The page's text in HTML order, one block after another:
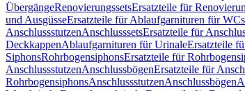
ÜbergängeRenovierungssetsErsatzteile für
und AusgüsseErsatzteile für Ablaufgarnituren für
AnschlussstutzenAnschlusssetsErsatzteile für
DeckkappenAblaufgarnituren für UrinaleErsatzteile
SiphonsRohrbogensiphonsErsatzteile für
AnschlussstutzenAnschlussbögenErsatzteile für
RohrbogensiphonsAnschlussstutzenAnschlussbögen